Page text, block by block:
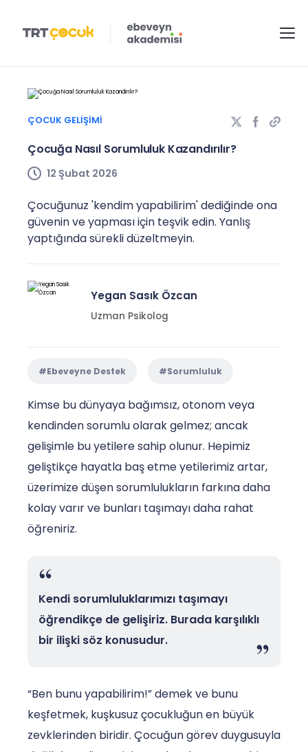
ÇOCUK GELIŞIMI
Çocuğa Nasıl Sorumluluk Kazandırılır?
12 Şubat 2026
Çocuğunuz 'kendim yapabilirim' dediğinde ona
güvenin ve yapması için teşvik edin. Yanlış
yaptığında sürekli düzeltmeyin.
Yegan Sasık Özcan
Uzman Psikolog
#Ebeveyne Destek #Sorumluluk
Kimse bu dünyaya bağımsız, otonom veya
kendinden sorumlu olarak gelmez; ancak
gelişimle bu yetilere sahip olunur. Hepimiz
geliştikçe hayatla baş etme yetilerimiz artar,
üzerimize düşen sorumlulukların farkına daha
kolay varır ve bunları taşımayı daha rahat
öğreniriz.
Kendi sorumluluklarımızı taşımayı
öğrendikçe de gelişiriz. Burada karşılıklı
bir ilişki söz konusudur.
“Ben bunu yapabilirim!” demek ve bunu
keşfetmek, kuşkusuz çocukluğun en büyük
zevklerinden biridir. Çocuğun görev duygusuyla